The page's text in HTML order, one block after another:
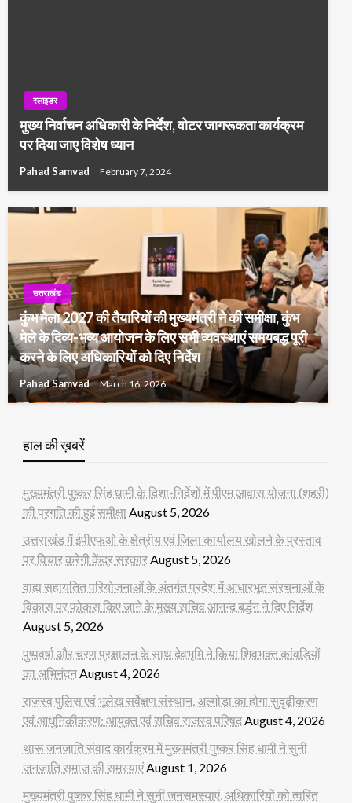
स्लाइडर
मुख्य निर्वाचन अधिकारी के निर्देश, वोटर जागरूकता कार्यक्रम
पर दिया जाए विशेष ध्यान
Pahad Samvad February 7, 2024
उत्तराखंड
कुंभ मेला 2027 की तैयारियों की मुख्यमंत्री ने की समीक्षा, कुंभ
मेले के दिव्य-भव्य आयोजन के लिए सभी व्यवस्थाएं समयबद्ध पूरी
करने के लिए अधिकारियों को दिए निर्देश
Pahad Samvad March 16, 2026
हाल की ख़बरें
मुख्यमंत्री पुष्कर सिंह धामी के दिशा-निर्देशों में पीएम आवास योजना (शहरी)
की प्रगति की हुई समीक्षाAugust 5, 2026
उत्तराखंड में ईपीएफओ के क्षेत्रीय एवं जिला कार्यालय खोलने के प्रस्ताव
पर विचार करेगी केंद्र सरकारAugust 5, 2026
वाह्य सहायतित परियोजनाओं के अंतर्गत प्रदेश में आधारभूत संरचनाओं के
विकास पर फोकस किए जाने के मुख्य सचिव आनन्द बर्द्धन ने दिए निर्देश
August 5, 2026
पुष्पवर्षा और चरण प्रक्षालन के साथ देवभूमि ने किया शिवभक्त कांवड़ियों
का अभिनंदनAugust 4, 2026
राजस्व पुलिस एवं भूलेख सर्वेक्षण संस्थान, अल्मोड़ा का होगा सुदृढ़ीकरण
एवं आधुनिकीकरण: आयुक्त एवं सचिव राजस्व परिषदAugust 4, 2026
थारू जनजाति संवाद कार्यक्रम में मुख्यमंत्री पुष्कर सिंह धामी ने सुनी
जनजाति समाज की समस्याएंAugust 1, 2026
मुख्यमंत्री पुष्कर सिंह धामी ने सुनीं जनसमस्याएं, अधिकारियों को त्वरित